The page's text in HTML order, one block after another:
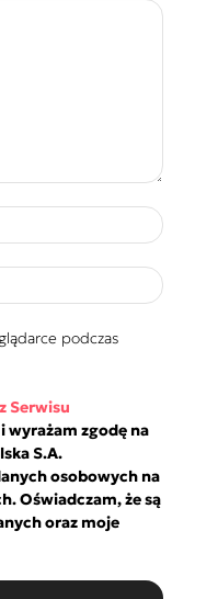
podczas
Serwisu
i wyrażam zgodę na
S.A.
osobowych na
Oświadczam, że są
oraz moje